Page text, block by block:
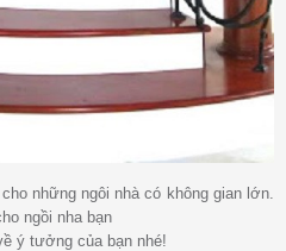
những ngôi nhà có không gian lớn.
ngồi nha bạn
ý tưởng của bạn nhé!